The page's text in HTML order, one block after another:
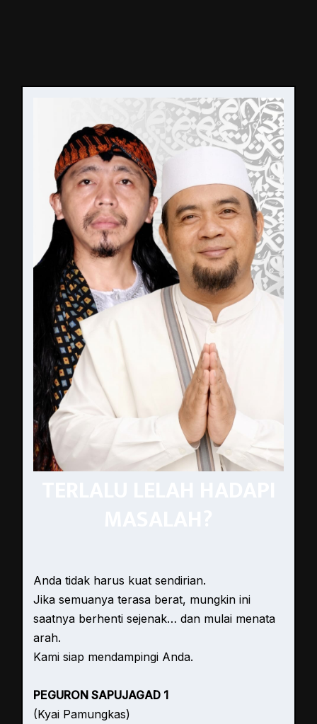
Anda tidak harus kuat sendirian.
Jika semuanya terasa berat, mungkin ini
saatnya berhenti sejenak… dan mulai menata
arah.
Kami siap mendampingi Anda.
PEGURON SAPUJAGAD 1
(Kyai Pamungkas)